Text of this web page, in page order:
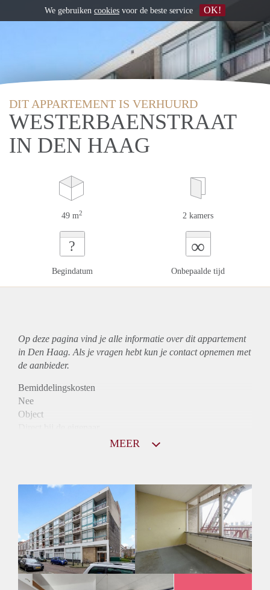
DIT APPARTEMENT IS VERHUURD
WESTERBAENSTRAAT
IN DEN HAAG
49 m2 2 kamers
?
Begindatum
∞
Onbepaalde tijd
Op deze pagina vind je alle informatie over ditappartement
in Den Haag. Als je vragen hebt kun je contact opnemen met
de aanbieder.
Bemiddelingskosten
Nee
Object
Huurtoeslag
Inkomen eis
N.V.T.
Huurtermijn
Onbepaalde termijn
Oplevering
Kaal
MEER
We gebruiken cookies voor de beste service OK!